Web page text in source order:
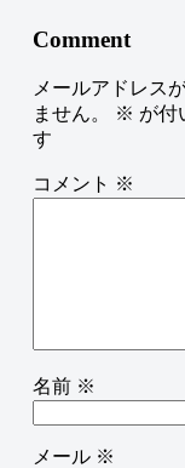
Comment
メールアドレス
ません。
※ が付
す
コメント ※
名前 ※
メール ※